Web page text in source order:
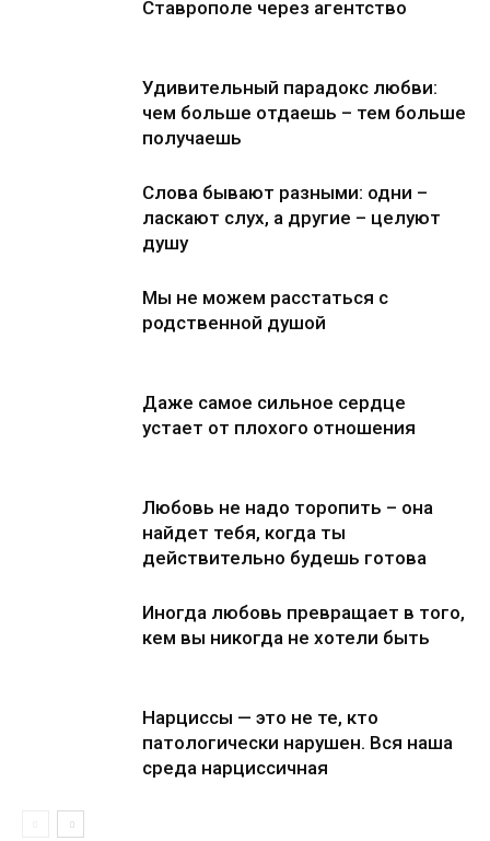
Ставрополе через агентство
Удивительный парадокс любви:
чем больше отдаешь – тем больше
получаешь
Слова бывают разными: одни –
ласкают слух, а другие – целуют
душу
Мы не можем расстаться с
родственной душой
Даже самое сильное сердце
устает от плохого отношения
Любовь не надо торопить – она
найдет тебя, когда ты
действительно будешь готова
Иногда любовь превращает в того,
кем вы никогда не хотели быть
Нарциссы — это не те, кто
патологически нарушен. Вся наша
среда нарциссичная